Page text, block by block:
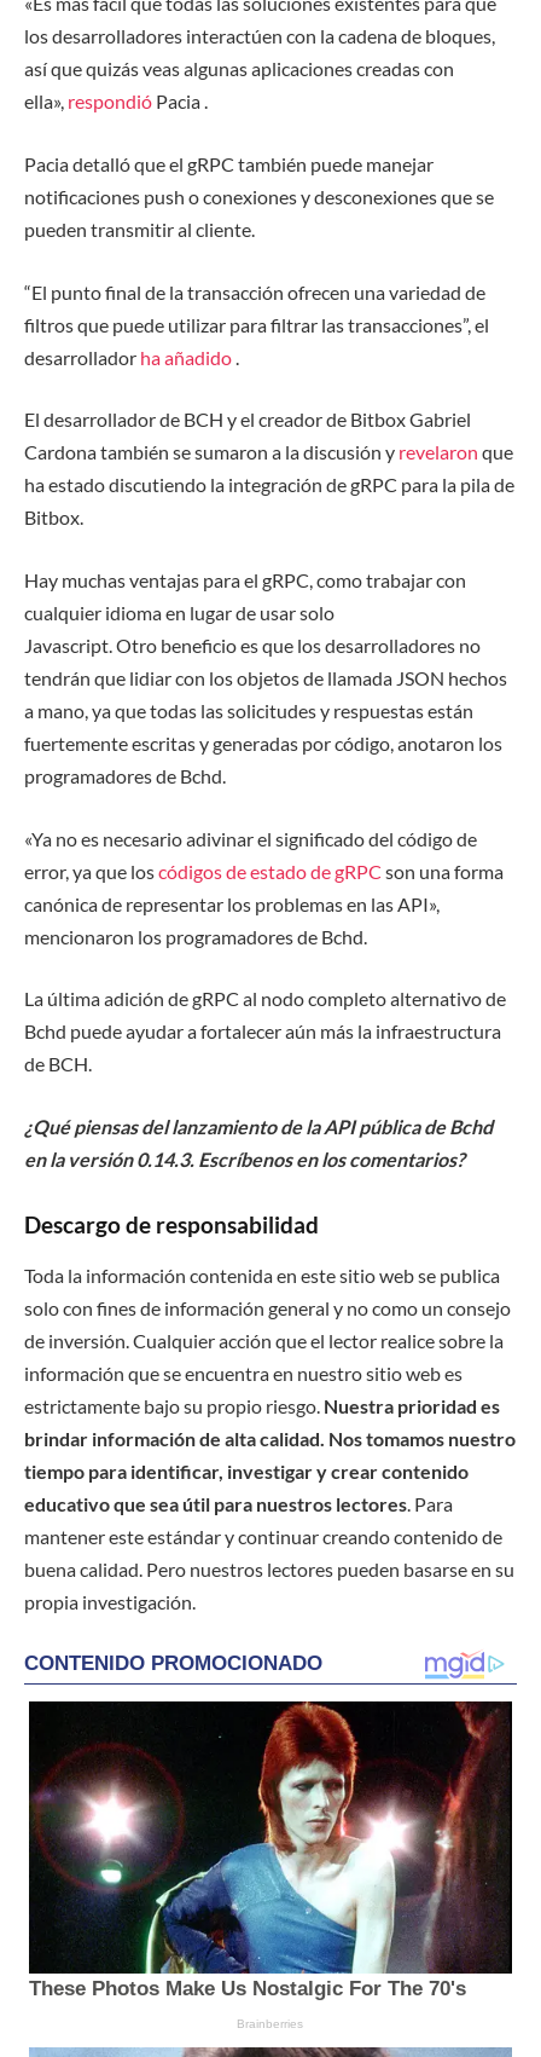
los desarrolladores interactúen con la cadena de bloques,
así que quizás veas algunas aplicaciones creadas con
ella», respondió Pacia .
Pacia detalló que el gRPC también puede manejar
notificaciones push o conexiones y desconexiones que se
pueden transmitir al cliente.
“El punto final de la transacción ofrecen una variedad de
filtros que puede utilizar para filtrar las transacciones”, el
desarrollador ha añadido
El desarrollador de BCH y el creador de Bitbox Gabriel
Cardona también se sumaron a la discusión y revelaron que
ha estado discutiendo la integración de gRPC para la pila de
Bitbox.
Hay muchas ventajas para el gRPC, como trabajar con
cualquier idioma en lugar de usar solo
Javascript. Otro beneficio es que los desarrolladores no
tendrán que lidiar con los objetos de llamada JSON hechos
a mano, ya que todas las solicitudes y respuestas están
fuertemente escritas y generadas por código, anotaron los
programadores de Bchd.
«Ya no es necesario adivinar el significado del código de
error, ya que loscódigos de estado de gRPC son una forma
canónica de representar los problemas en las API»,
mencionaron los programadores de Bchd.
La última adición de gRPC al nodo completo alternativo de
Bchd puede ayudar a fortalecer aún más la infraestructura
de BCH.
¿Qué piensas del lanzamiento de la API pública de Bchd
en la versión 0.14.3. Escríbenos en los comentarios?
Descargo de responsabilidad
Toda la información contenida en este sitio web se publica
solo con fines de información general y no como un consejo
de inversión. Cualquier acción que el lector realice sobre la
información que se encuentra en nuestro sitio web es
estrictamente bajo su propio riesgo. Nuestra prioridad es
brindar información de alta calidad. Nos tomamos nuestro
tiempo para identificar, investigar y crear contenido
educativo que sea útil para nuestros lectores. Para
mantener este estándar y continuar creando contenido de
buena calidad. Pero nuestros lectores pueden basarse en su
propia investigación.